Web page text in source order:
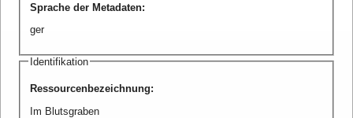
Sprache der Metadaten:
ger
Identifikation
Ressourcenbezeichnung:
Im Blutsgraben